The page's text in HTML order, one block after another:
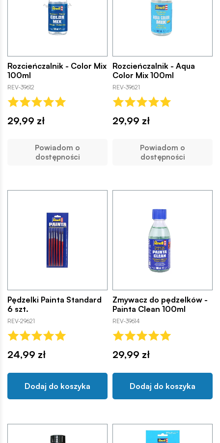
Rozcieńczalnik - Color Mix
100ml
REV-39612
29,99 zł
Powiadom o
dostępności
Rozcieńczalnik - Aqua
Color Mix 100ml
REV-39621
29,99 zł
Powiadom o
dostępności
Pędzelki Painta Standard
6 szt.
REV-29621
24,99 zł
Dodaj do koszyka
Zmywacz do pędzelków -
Painta Clean 100ml
REV-39614
29,99 zł
Dodaj do koszyka